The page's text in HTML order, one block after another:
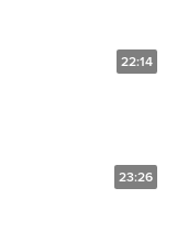
22:14
23:26